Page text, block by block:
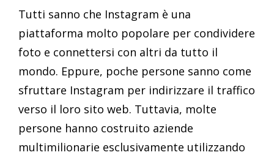
Tutti sanno che Instagram è una
piattaforma molto popolare per condividere
foto e connettersi con altri da tutto il
mondo. Eppure, poche persone sanno come
sfruttare Instagram per indirizzare il traffico
verso il loro sito web. Tuttavia, molte
persone hanno costruito aziende
multimilionarie esclusivamente utilizzando